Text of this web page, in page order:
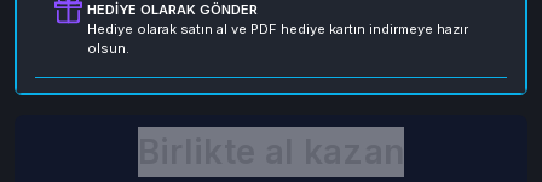
HEDIYE OLARAK GÖNDER
Hediye olarak satın al ve PDF hediye kartın indirmeye hazır
olsun.